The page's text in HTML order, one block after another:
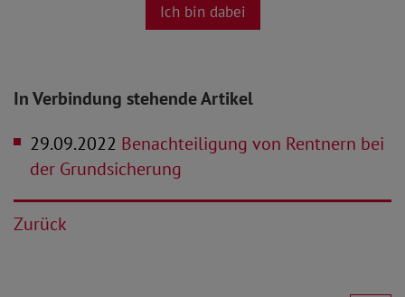
Ich bin dabei
In Verbindung stehende Artikel
29.09.2022 Benachteiligung von Rentnern bei
der Grundsicherung
Zurück